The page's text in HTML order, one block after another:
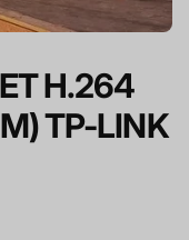
H.264
TP-LINK